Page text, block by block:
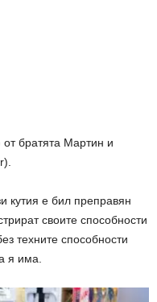
братята Мартин и
кутия е бил преправян
своите способности
техните способности
я има.